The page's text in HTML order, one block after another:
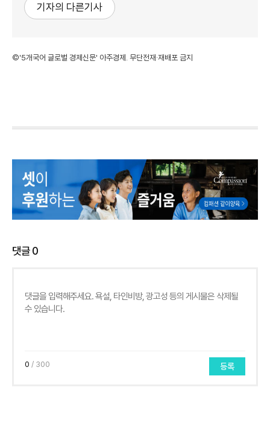
기자의 다른기사
©'5개국어 글로벌 경제신문' 아주경제. 무단전재·재배포 금지
댓글0
0 / 300 등록